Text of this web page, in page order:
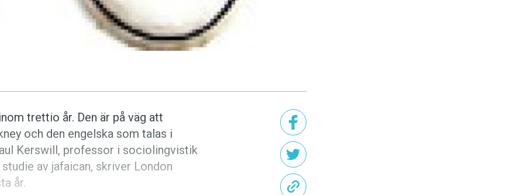
trettio år. Den är på väg att
och den engelska som talas i
Kerswill, professor i sociolingvistik
av jafaican, skriver London
år.